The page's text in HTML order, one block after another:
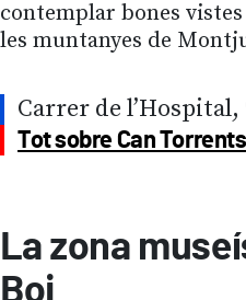
contemplar bones
les muntanyes de
Carrer de l’Hospital,
Tot sobre Can Torrents
La zona
Boi